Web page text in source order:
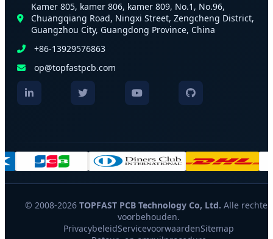
Kamer 805, kamer 806, kamer 809, No.1, No.96,
Chuangqiang Road, Ningxi Street, Zengcheng District,
Guangzhou City, Guangdong Province, China
+86-13929576863
op@topfastpcb.com
© 2008-2026 TOPFAST PCB Technology Co, Ltd. Alle rechten
voorbehouden.
PrivacybeleidServicevoorwaardenSitemap